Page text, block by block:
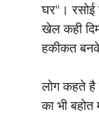
घर"। रसोई
खेल कही
हकीकत
लोग कहते है
का भी